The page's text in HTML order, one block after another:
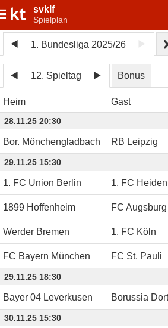
svklf
Spielplan
1. Bundesliga 2025/26
12. Spieltag Bonus
Heim Gast
28.11.25 20:30
Bor. Mönchengladbach RB Leipzig
29.11.25 15:30
1. FC Union Berlin 1. FC
1899 Hoffenheim FC Augsburg
Werder Bremen 1. FC Köln
FC Bayern München FC St. Pauli
29.11.25 18:30
Bayer 04 Leverkusen Borussia
30.11.25 15:30